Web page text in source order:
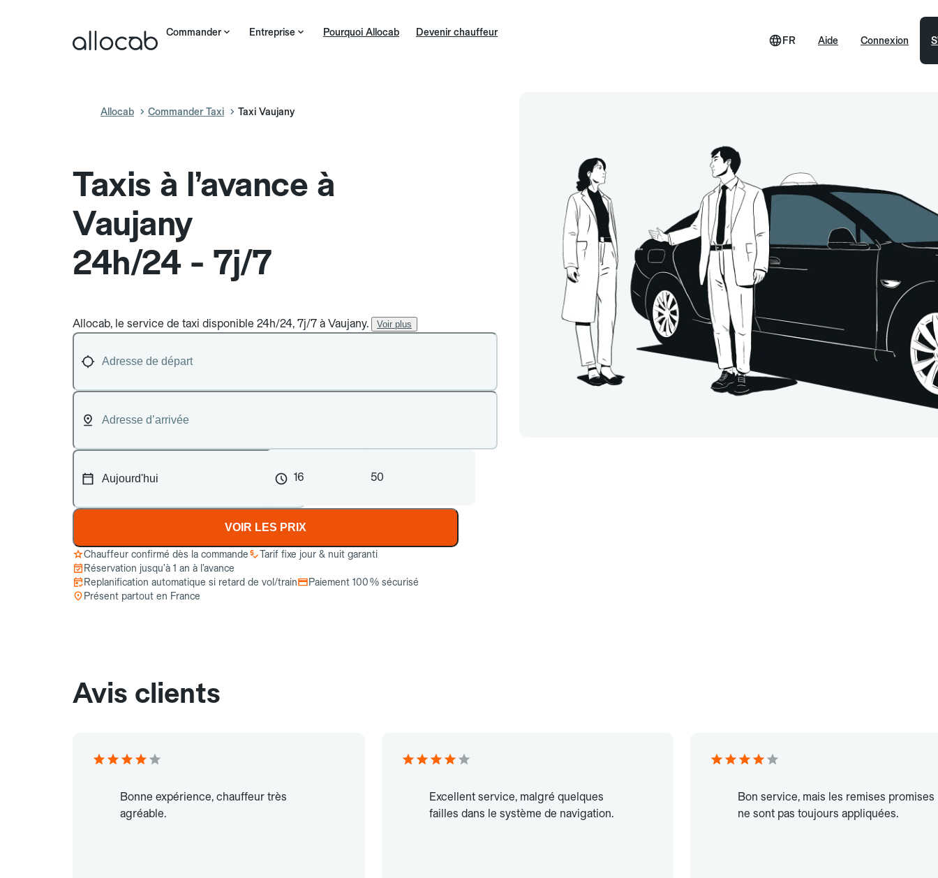
Commander Entreprise Pourquoi Allocab Devenir chauffeur
Aide
FR Connexion
Allocab Commander Taxi Taxi Vaujany
Taxis à l’avance à
Vaujany
24h/24 - 7j/7
Allocab, le service de taxi disponible 24h/24, 7j/7 à Vaujany. Voir plus
16 50
VOIR LES PRIX
Chauffeur confirmé dès la commande
Tarif fixe jour & nuit garanti
Réservation jusqu’à 1 an à l’avance
Replanification automatique si retard de vol/train
Paiement 100 % sécurisé
Présent partout en France
Avis clients
Bonne expérience, chauffeur très
agréable.
Excellent service, malgré quelques
failles dans le système de navigation.
Bon service, mais les remises promises
ne sont pas toujours appliquées.